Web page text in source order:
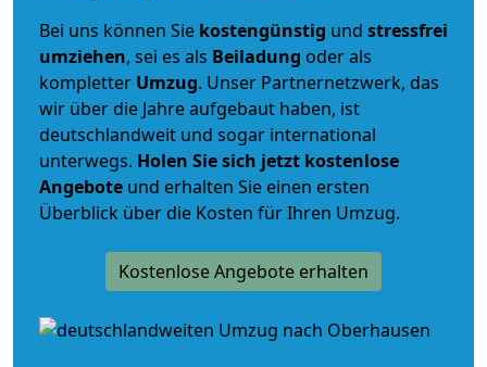
Bei uns können Sie kostengünstig und stressfrei
umziehen, sei es als Beiladung oder als
kompletter Umzug. Unser Partnernetzwerk, das
wir über die Jahre aufgebaut haben, ist
deutschlandweit und sogar international
unterwegs. Holen Sie sich jetzt kostenlose
Angebote und erhalten Sie einen ersten
Überblick über die Kosten für Ihren Umzug.
Kostenlose Angebote erhalten